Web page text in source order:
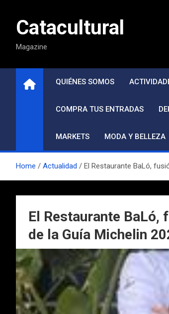
contenidoCatacultural
Magazine
QUIÉNES SOMOS
COMPRA TUS ENTRADAS
MARKETS MODA Y BELLEZA
Home Actualidad El Restaurante BaLó,
El Restaurante BaLó,
de la Guía Michelin